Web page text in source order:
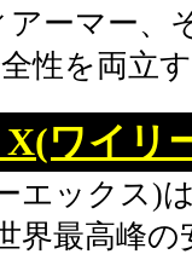
ーマー、
性を両立
ワイリ
エックス)
界最高峰